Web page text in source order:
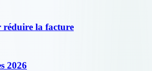
réduire la facture
2026